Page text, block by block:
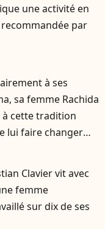
une activité en
par
à ses
sa femme Rachida
à cette tradition
lui faire changer
Clavier vit avec
femme
sur dix de ses